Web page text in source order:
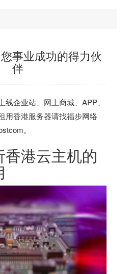
事业成功的得力伙
伴
线企业站、网上商城、APP、
用香港服务器请找福步网络
。
香港云主机的